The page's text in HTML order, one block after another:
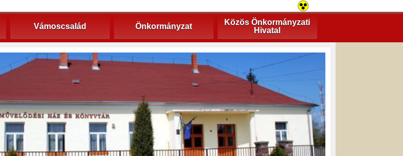
Vámoscsalád Önkormányzat
Közös Önkormányzati
Hivatal